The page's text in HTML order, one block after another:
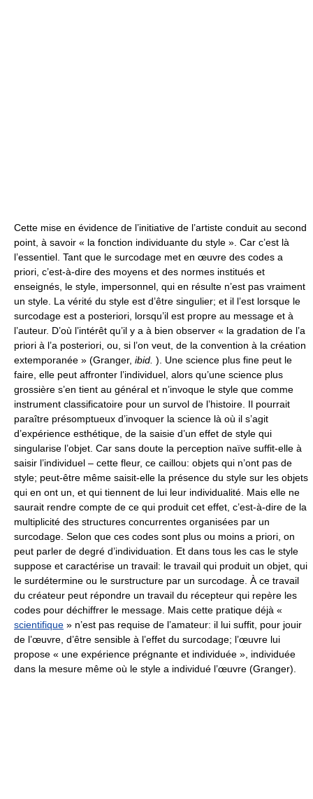
Cette mise en évidence de l’initiative de l’artiste conduit au second
point, à savoir « la fonction individuante du style ». Car c’est là
l’essentiel. Tant que le surcodage met en œuvre des codes a
priori, c’est-à-dire des moyens et des normes institués et
enseignés, le style, impersonnel, qui en résulte n’est pas vraiment
un style. La vérité du style est d’être singulier; et il l’est lorsque le
surcodage est a posteriori, lorsqu’il est propre au message et à
l’auteur. D’où l’intérêt qu’il y a à bien observer « la gradation de l’a
priori à l’a posteriori, ou, si l’on veut, de la convention à la création
extemporanée » (Granger, ibid. ). Une science plus fine peut le
faire, elle peut affronter l’individuel, alors qu’une science plus
grossière s’en tient au général et n’invoque le style que comme
instrument classificatoire pour un survol de l’histoire. Il pourrait
paraître présomptueux d’invoquer la science là où il s’agit
d’expérience esthétique, de la saisie d’un effet de style qui
singularise l’objet. Car sans doute la perception naïve suffit-elle à
saisir l’individuel – cette fleur, ce caillou: objets qui n’ont pas de
style; peut-être même saisit-elle la présence du style sur les objets
qui en ont un, et qui tiennent de lui leur individualité. Mais elle ne
saurait rendre compte de ce qui produit cet effet, c’est-à-dire de la
multiplicité des structures concurrentes organisées par un
surcodage. Selon que ces codes sont plus ou moins a priori, on
peut parler de degré d’individuation. Et dans tous les cas le style
suppose et caractérise un travail: le travail qui produit un objet, qui
le surdétermine ou le surstructure par un surcodage. À ce travail
du créateur peut répondre un travail du récepteur qui repère les
codes pour déchiffrer le message. Mais cette pratique déjà «
scientifique » n’est pas requise de l’amateur: il lui suffit, pour jouir
de l’œuvre, d’être sensible à l’effet du surcodage; l’œuvre lui
propose « une expérience prégnante et individuée », individuée
dans la mesure même où le style a individué l’œuvre (Granger).